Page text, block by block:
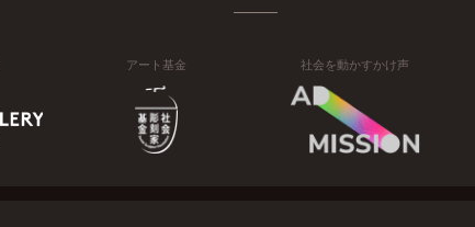
アート基金 社会を動かすかけ声